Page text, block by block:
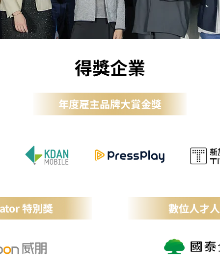
得獎企業
​年度雇主品牌大賞金獎
特別獎 數位人才